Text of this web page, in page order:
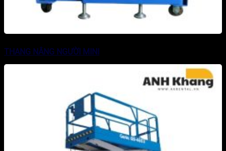
THANG NÂNG NGƯỜI MINI